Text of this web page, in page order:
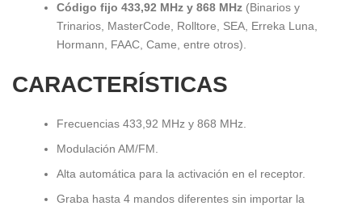
Código fijo 433,92 MHz y 868 MHz (Binarios y
Trinarios, MasterCode, Rolltore, SEA, Erreka Luna,
Hormann, FAAC, Came, entre otros).
CARACTERÍSTICAS
Frecuencias 433,92 MHz y 868 MHz.
Modulación AM/FM.
Alta automática para la activación en el receptor.
Graba hasta 4 mandos diferentes sin importar la